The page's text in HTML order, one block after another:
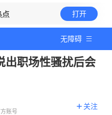
点 打开
无障碍
出职场性骚扰后会
账号
关注